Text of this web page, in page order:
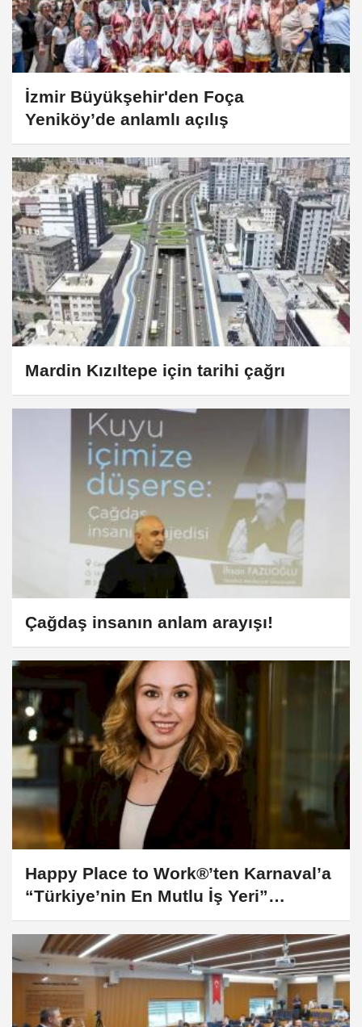
İzmir Büyükşehir'den Foça
Yeniköy’de anlamlı açılış
Mardin Kızıltepe için tarihi çağrı
Çağdaş insanın anlam arayışı!
Happy Place to Work®’ten Karnaval’a
“Türkiye’nin En Mutlu İş Yeri”
sertifikası